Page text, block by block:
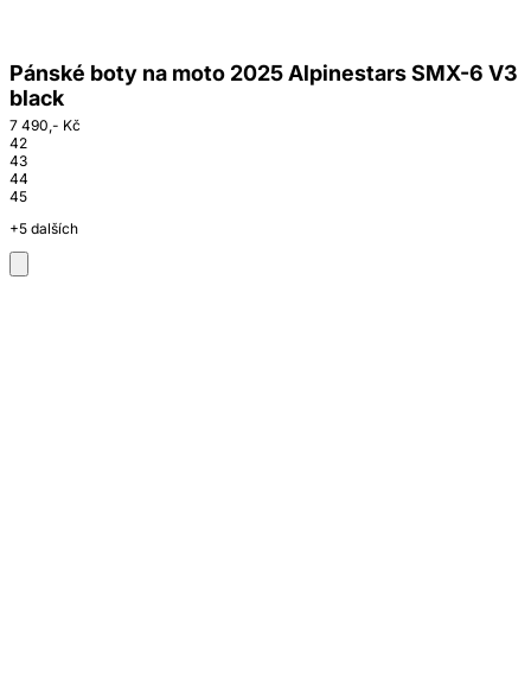
Pánské boty na moto 2025 Alpinestars SMX-6 V3
black
7 490,- Kč
42
43
44
45
+5 dalších